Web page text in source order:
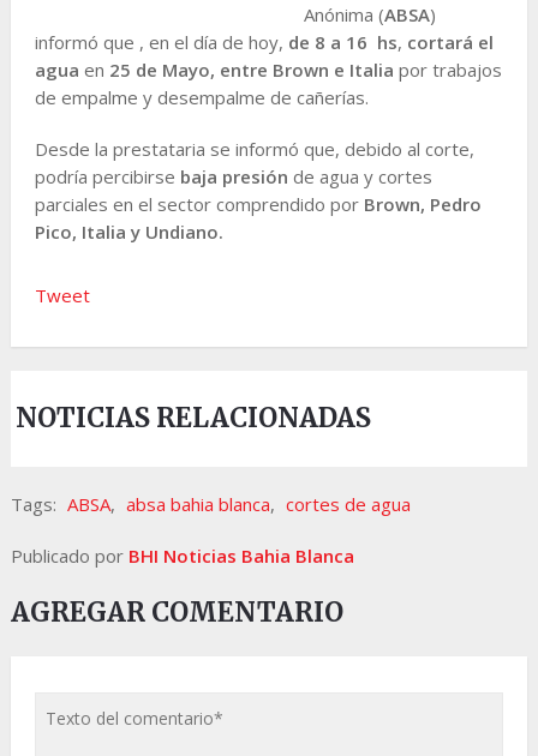
Anónima (ABSA)
informó que , en el día de hoy, de 8 a 16 hs, cortará el
agua en 25 de Mayo, entre Brown e Italia por trabajos
de empalme y desempalme de cañerías.
Desde la prestataria se informó que, debido al corte,
podría percibirse baja presión de agua y cortes
parciales en el sector comprendido por Brown, Pedro
Pico, Italia y Undiano.
Tweet
NOTICIAS RELACIONADAS
Tags: ABSA, absa bahia blanca, cortes de agua
Publicado por BHI Noticias Bahia Blanca
AGREGAR COMENTARIO